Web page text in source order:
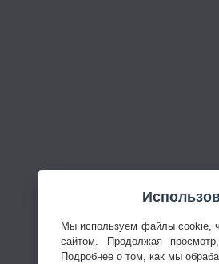
Мы используем файлы cookie,
сайтом. Продолжая
Подробнее о том, как мы